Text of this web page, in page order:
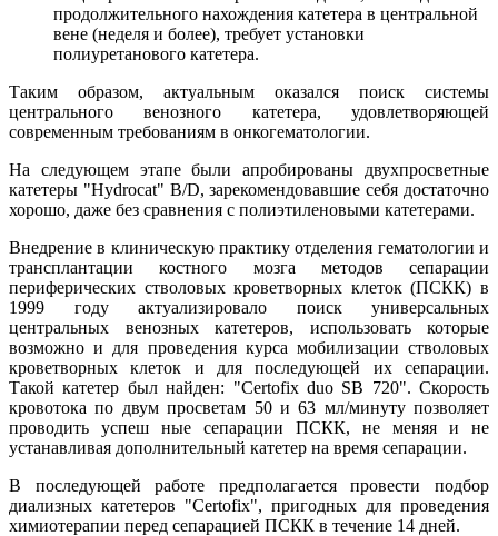
продолжительного нахождения катетера в центральной
вене (неделя и более), требует установки
полиуретанового катетера.
Таким образом, актуальным оказался поиск системы
центрального венозного катетера, удовлетворяющей
современным требованиям в онкогематологии.
На следующем этапе были апробированы двухпросветные
катетеры "Hydrocat" B/D, зарекомендовавшие себя достаточно
хорошо, даже без сравнения с полиэтиленовыми катетерами.
Внедрение в клиническую практику отделения гематологии и
трансплантации костного мозга методов сепарации
периферических стволовых кроветворных клеток (ПСКК) в
1999 году актуализировало поиск универсальных
центральных венозных катетеров, использовать которые
возможно и для проведения курса мобилизации стволовых
кроветворных клеток и для последующей их сепарации.
Такой катетер был найден: "Certofix duo SB 720". Скорость
кровотока по двум просветам 50 и 63 мл/минуту позволяет
проводить успеш ные сепарации ПСКК, не меняя и не
устанавливая дополнительный катетер на время сепарации.
В последующей работе предполагается провести подбор
диализных катетеров "Certofix", пригодных для проведения
химиотерапии перед сепарацией ПСКК в течение 14 дней.